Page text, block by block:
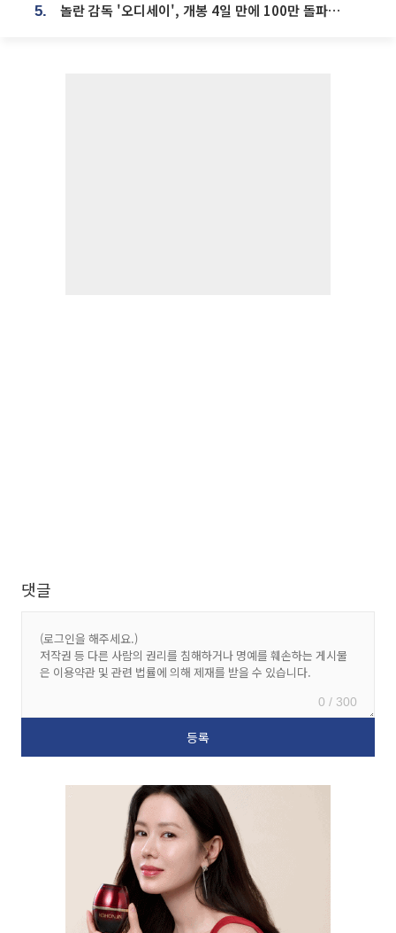
5. 놀란 감독 '오디세이', 개봉 4일 만에 100만 돌파⋯'왕사남' 보다 빠르다
댓글
0 / 300